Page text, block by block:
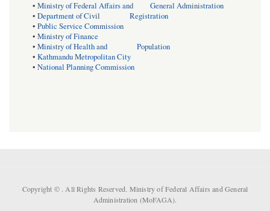
• Ministry of Federal Affairs and General Administration
• Department of Civil Registration
• Public Service Commission
• Ministry of Finance
• Ministry of Health and Population
• Kathmandu Metropolitan City
• National Planning Commission
Copyright © . All Rights Reserved. Ministry of Federal Affairs and General
Administration (MoFAGA).